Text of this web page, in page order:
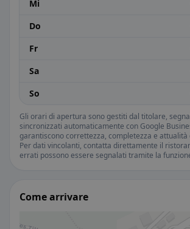
Mi
Do
Fr
Sa
So
Gli orari di apertura sono gestiti dal titolare,
sincronizzati automaticamente con Google
garantiscono correttezza, completezza e
Per dati vincolanti, contatta direttamente il
errati possono essere segnalati tramite la
Come arrivare